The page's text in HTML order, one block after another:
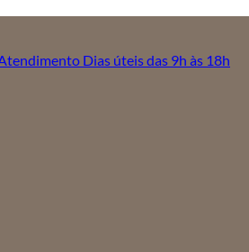
Dias úteis das 9h às 18h